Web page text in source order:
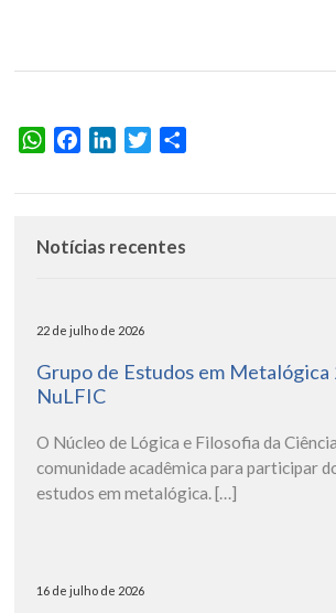
WhatsAppFacebookLinkedInTwitter
Notícias recentes
22 de julho de 2026
Grupo de Estudos em
NuLFIC
O Núcleo de Lógica e Filosofia da
comunidade acadêmica para participar
estudos em metalógica. […]
16 de julho de 2026